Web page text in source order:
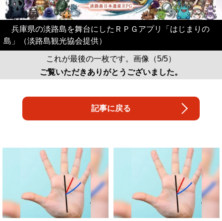
兵庫県の淡路島を舞台にしたＲＰＧアプリ「はじまりの
島」（淡路島観光協会提供）
これが最後の一枚です。画像（5/5）
ご覧いただきありがとうございました。
記事に戻る